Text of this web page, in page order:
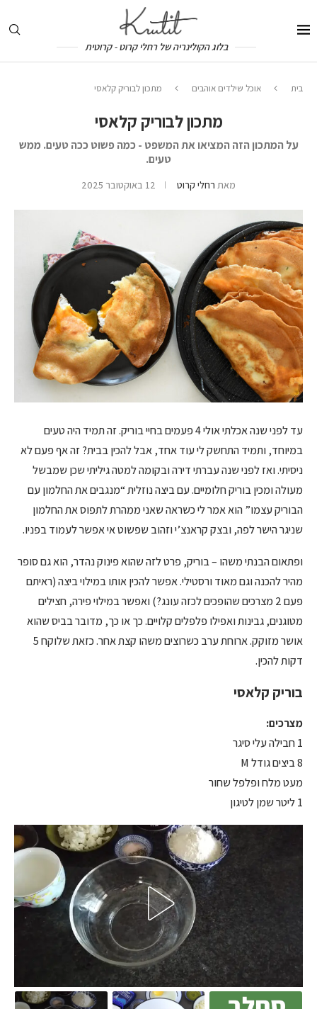
בלוג הקולינריה של רחלי קרוט - קרוטית
בית אוכל שילדים אוהבים מתכון לבוריק קלאסי
מתכון לבוריק קלאסי
על המתכון הזה המציאו את המשפט - כמה פשוט ככה טעים. ממש
טעים.
מאת רחלי קרוט 12 באוקטובר 2025
עד לפני שנה אכלתי אולי 4 פעמים בחיי בוריק. זה תמיד היה טעים
במיוחד, ותמיד התחשק לי עוד אחד, אבל להכין בבית? זה אף פעם לא
ניסיתי. ואז לפני שנה עברתי דירה ובקומה למטה גיליתי שכן שמבשל
מעולה ומכין בוריק חלומיים. עם ביצה נוזלית “מנגבים את החלמון עם
הבוריק עצמו” הוא אמר לי כשראה שאני ממהרת לתפוס את החלמון
שניגר הישר לפה, ובצק קראנצ’י וזהוב שפשוט אי אפשר לעמוד בפניו.
ופתאום הבנתי משהו – בוריק, פרט לזה שהוא פינוק נהדר, הוא גם סופר
מהיר להכנה וגם מאוד ורסטילי. אפשר להכין אותו במילוי ביצה (ראיתם
פעם 2 מצרכים שהופכים לכזה עונג?) ואפשר במילוי פירה, חצילים
מטוגנים, גבינות ואפילו פלפלים קלויים. כך או כך, מדובר בביס שהוא
אושר מזוקק. ארוחת ערב כשרוצים משהו קצת אחר. כזאת שלוקח 5
דקות להכין.
בוריק קלאסי
מצרכים:
1 חבילה עלי סיגר
8 ביצים גודל M
מעט מלח ופלפל שחור
1 ליטר שמן לטיגון